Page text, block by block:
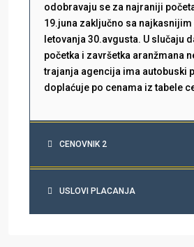
odobravaju se za najraniji
19.juna zaključno sa
letovanja 30.avgusta. U slučaju
početka i završetka aranžmana
trajanja agencija ima autobuski
doplaćuje po cenama iz tabele
CENOVNIK 2
USLOVI PLACANJA